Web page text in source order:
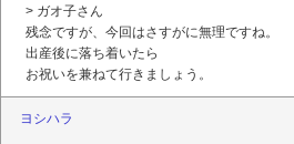
> ガオ子さん
残念ですが、今回はさすがに無理ですね。
出産後に落ち着いたら
お祝いを兼ねて行きましょう。
ヨシハラ